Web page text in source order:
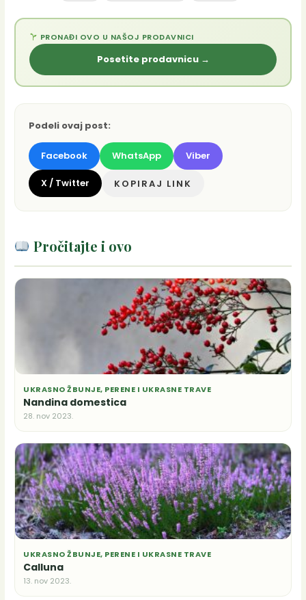
PRONAĐI OVO U NAŠOJ PRODAVNICI
Posetite prodavnicu →
Podeli ovaj post:
Facebook WhatsApp Viber
X / Twitter KOPIRAJ LINK
Pročitajte i ovo
UKRASNO ŽBUNJE, PERENE I UKRASNE TRAVE
Nandina domestica
28. nov 2023.
UKRASNO ŽBUNJE, PERENE I UKRASNE TRAVE
Calluna
13. nov 2023.